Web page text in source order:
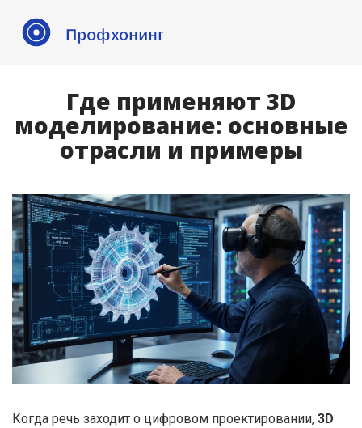
Где применяют 3D
моделирование: основные
отрасли и примеры
Когда речь заходит о цифровом проектировании, 3D